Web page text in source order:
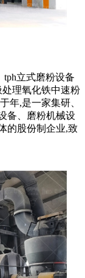
tph立式磨粉设备
理氧化铁中速粉
年,是一家集研、
备、磨粉机械设
的股份制企业,致